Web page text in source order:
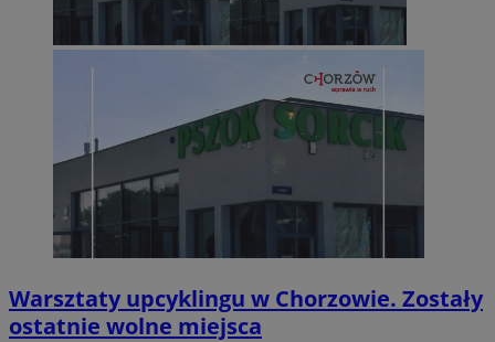
Warsztaty upcyklingu w Chorzowie. Zostały
ostatnie wolne miejsca